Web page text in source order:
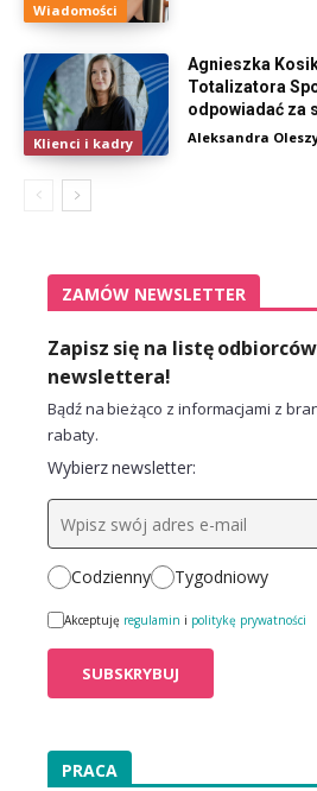
Wiadomości
Klienci i kadry
Agnieszka
Totalizatora
odpowiadać za
Aleksandra
ZAMÓW NEWSLETTER
Zapisz się na listę
newslettera!
Bądź na bieżąco z informacjami z
rabaty.
Wybierz newsletter:
Codzienny Tygodniowy
Akceptuję regulamin i politykę prywatności
PRACA